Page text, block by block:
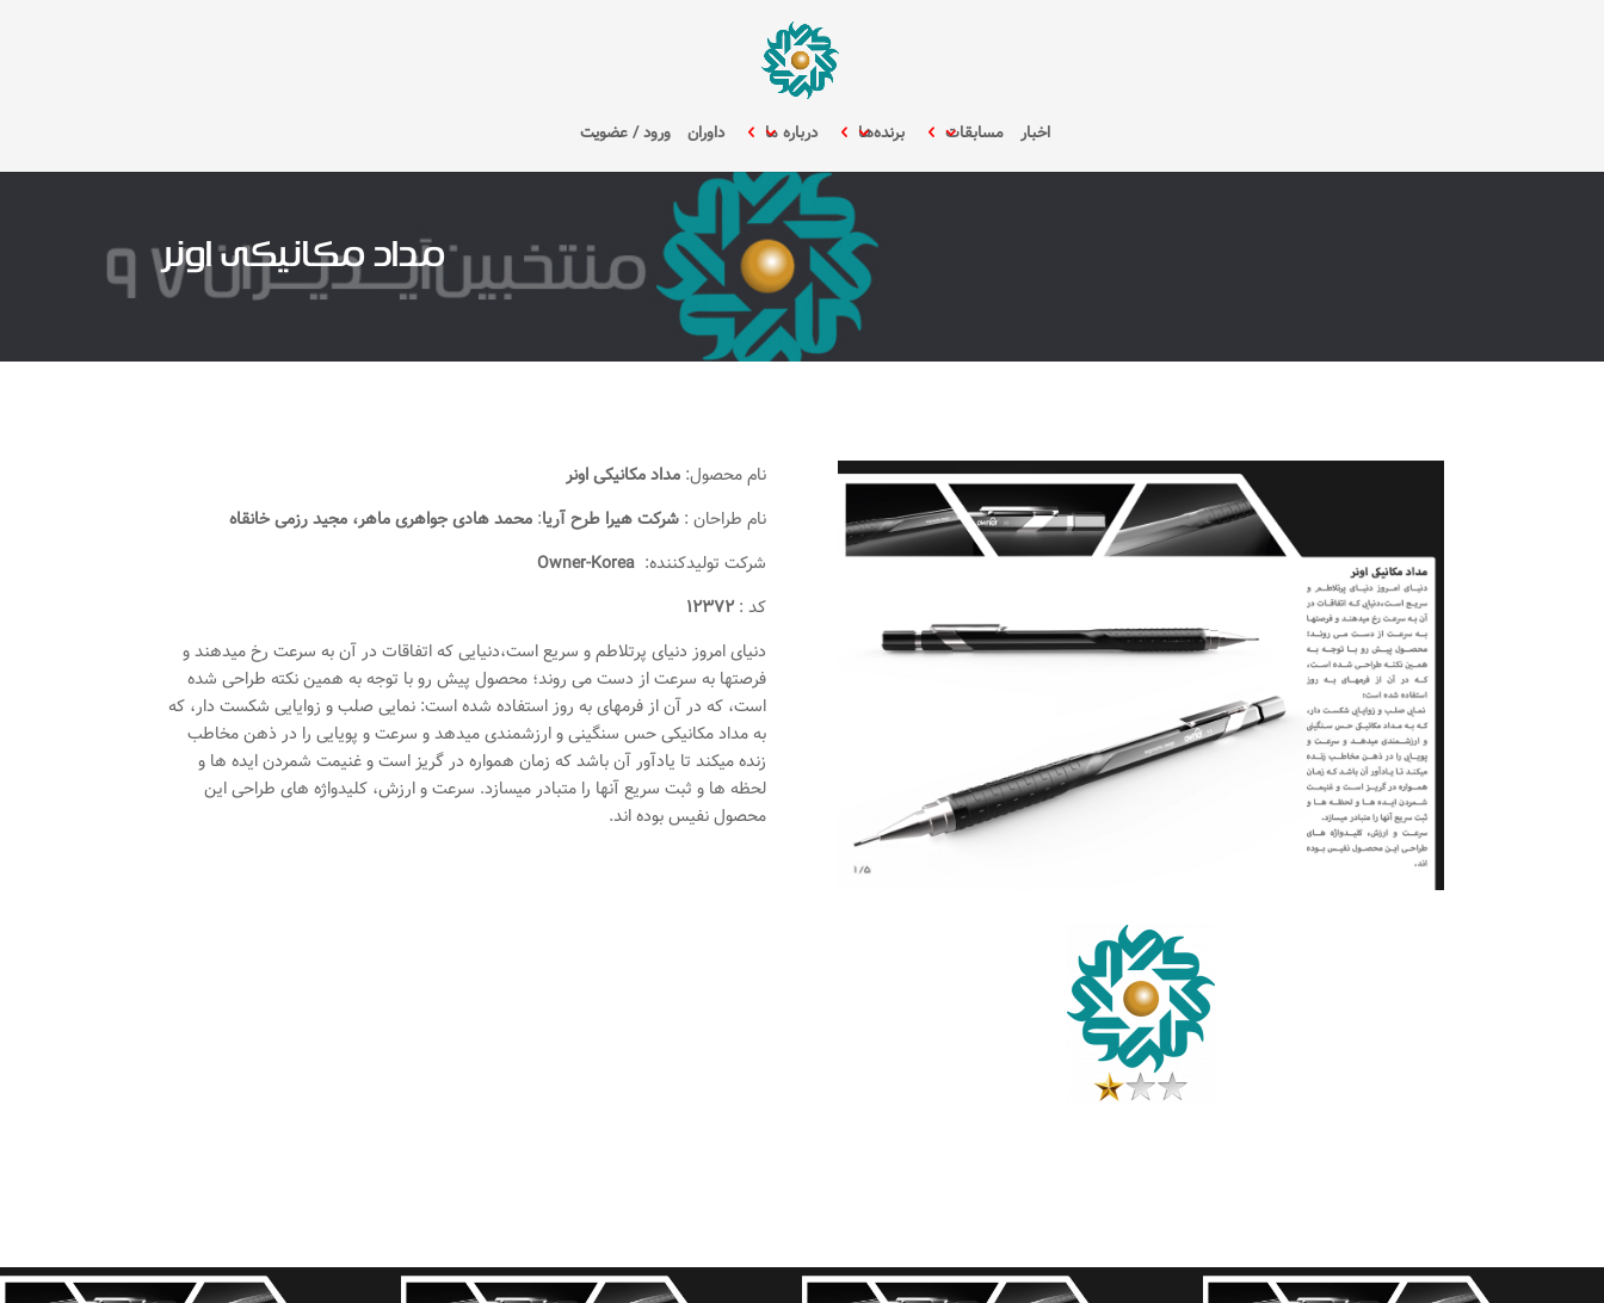
اخبار مسابقات برنده‌ها درباره ما داوران ورود / عضویت
مداد مکانیکی اونر
نام محصول: مداد مکانیکی اونر
نام طراحان : شرکت هیرا طرح آریا: محمد هادی جواهری ماهر، مجید رزمی خانقاه
شرکت تولیدکننده: Owner-Korea
کد :۱۲۳۷۲
دنیای امروز دنیای پرتلاطم و سریع است،دنیایی که اتفاقات در آن به سرعت رخ میدهند و
فرصتها به سرعت از دست می روند؛ محصول پیش رو با توجه به همین نکته طراحی شده
است، که در آن از فرمهای به روز استفاده شده است: نمایی صلب و زوایایی شکست دار، که
به مداد مکانیکی حس سنگینی و ارزشمندی میدهد و سرعت و پویایی را در ذهن مخاطب
زنده میکند تا یادآور آن باشد که زمان همواره در گریز است و غنیمت شمردن ایده ها و
لحظه ها و ثبت سریع آنها را متبادر میسازد. سرعت و ارزش، کلیدواژه های طراحی این
محصول نفیس بوده اند.